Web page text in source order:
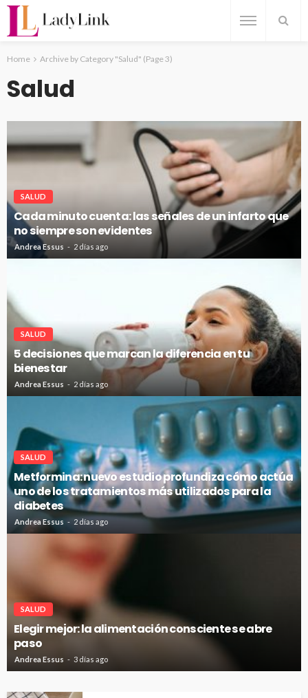
Home Archive by Category "Salud" (Page 3)
Salud
SALUD
Cada minuto cuenta: las señales de un infarto que
no siempre son evidentes
Andrea Essus 2 días ago
SALUD
5 decisiones que marcan la diferencia en tu
bienestar
Andrea Essus 2 días ago
SALUD
Metformina: nuevo estudio profundiza cómo actúa
uno de los tratamientos más utilizados para la
diabetes
Andrea Essus 2 días ago
SALUD
Elegir mejor: la alimentación consciente se abre
paso
Andrea Essus 3 días ago